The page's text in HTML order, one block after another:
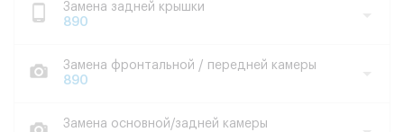
Замена задней крышки
890
Замена фронтальной / передней камеры
890
Замена основной/задней камеры